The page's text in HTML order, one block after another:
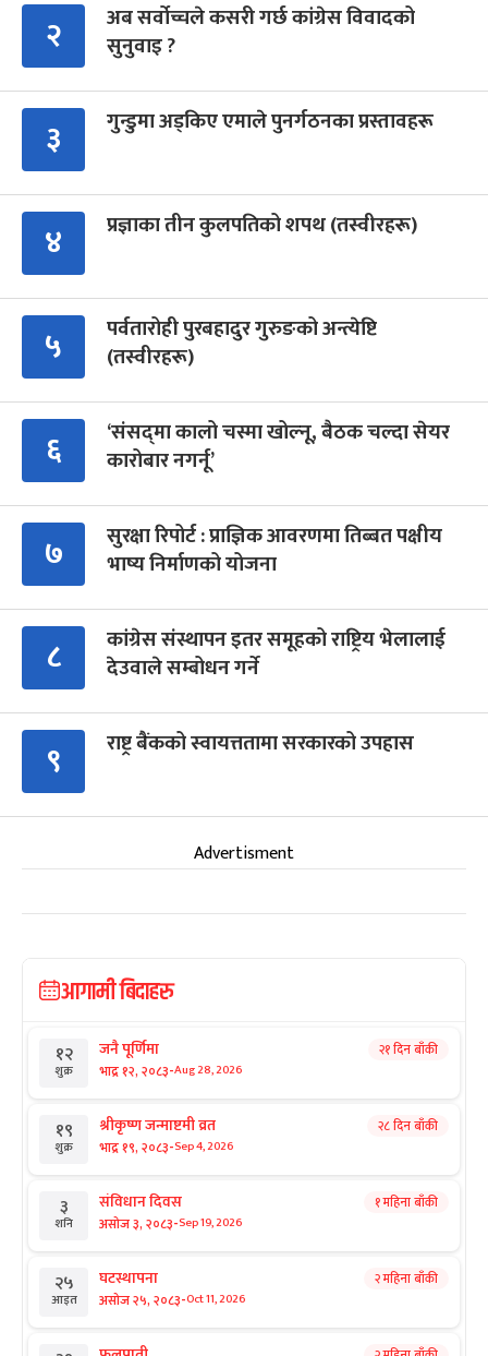
२
अब सर्वोच्चले कसरी गर्छ कांग्रेस विवादको
सुनुवाइ ?
३ गुन्डुमा अड्किए एमाले पुनर्गठनका प्रस्तावहरू
४ प्रज्ञाका तीन कुलपतिको शपथ (तस्वीरहरू)
५
पर्वतारोही पुरबहादुर गुरुङको अन्त्येष्टि
(तस्वीरहरू)
६
‘संसद्‍मा कालो चस्मा खोल्नू, बैठक चल्दा सेयर
कारोबार नगर्नू’
७
सुरक्षा रिपोर्ट : प्राज्ञिक आवरणमा तिब्बत पक्षीय
भाष्य निर्माणको योजना
८
कांग्रेस संस्थापन इतर समूहको राष्ट्रिय भेलालाई
देउवाले सम्बोधन गर्ने
९ राष्ट्र बैंकको स्वायत्ततामा सरकारको उपहास
Advertisment
आगामी बिदाहरु
१२
शुक्र
जनै पूर्णिमा
भाद्र १२, २०८३-Aug 28, 2026
२१ दिन बाँकी
१९
शुक्र
श्रीकृष्ण जन्माष्टमी व्रत
भाद्र १९, २०८३-Sep 4, 2026
२८ दिन बाँकी
३
शनि
संविधान दिवस
असोज ३, २०८३-Sep 19, 2026
१ महिना बाँकी
२५
आइत
घटस्थापना
असोज २५, २०८३-Oct 11, 2026
२ महिना बाँकी